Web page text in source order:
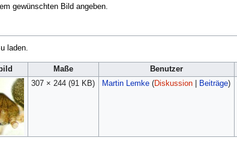
gewünschten Bild angeben.
laden.
Maße Benutzer
307 × 244 (91 KB) Martin Lemke (Diskussion| Beiträge)